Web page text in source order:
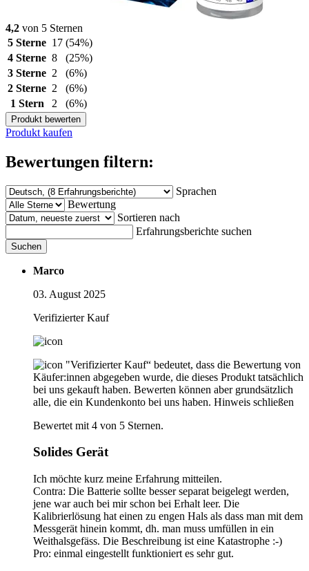
4,2 von 5 Sternen
5 Sterne 17 (54%)
4 Sterne 8
(25%)
3 Sterne 2
(6%)
2 Sterne 2
(6%)
1 Stern
2 (6%)
Produkt bewerten
Produkt kaufen
Bewertungen filtern:
Sprachen
Bewertung
Sortieren nach
Erfahrungsberichte suchen
Suchen
Marco
03. August 2025
Verifizierter Kauf
"Verifizierter Kauf“ bedeutet, dass die Bewertung von
Käufer:innen abgegeben wurde, die dieses Produkt tatsächlich
bei uns gekauft haben. Bewerten können aber grundsätzlich
alle, die ein Kundenkonto bei uns haben. Hinweis schließen
Bewertet mit 4 von 5 Sternen.
Solides Gerät
Ich möchte kurz meine Erfahrung mitteilen.
Contra: Die Batterie sollte besser separat beigelegt werden,
jene war auch bei mir schon bei Erhalt leer. Die
Kalibrierlösung hat einen zu engen Hals als dass man mit dem
Messgerät hinein kommt, dh. man muss umfüllen in ein
Weithalsgefäss. Die Beschreibung ist eine Katastrophe :-)
Pro: einmal eingestellt funktioniert es sehr gut.